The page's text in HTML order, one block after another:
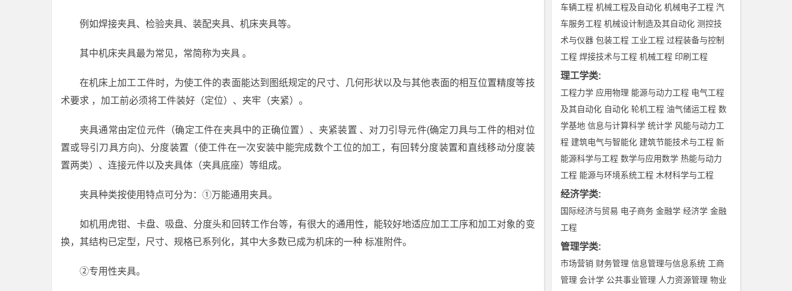
例如焊接夹具、检验夹具、装配夹具、机床夹具等。
其中机床夹具最为常见，常简称为夹具 。
在机床上加工工件时，为使工件的表面能达到图纸规定的尺寸、几何形状以及与其他表面的相互位置精度等技
术要求 ，加工前必须将工件装好（定位）、夹牢（夹紧）。
夹具通常由定位元件（确定工件在夹具中的正确位置）、夹紧装置 、对刀引导元件(确定刀具与工件的相对位
置或导引刀具方向)、分度装置（使工件在一次安装中能完成数个工位的加工，有回转分度装置和直线移动分度装
置两类）、连接元件以及夹具体（夹具底座）等组成。
夹具种类按使用特点可分为：①万能通用夹具。
如机用虎钳、卡盘、吸盘、分度头和回转工作台等，有很大的通用性，能较好地适应加工工序和加工对象的变
换，其结构已定型，尺寸、规格已系列化，其中大多数已成为机床的一种 标准附件。
②专用性夹具。
车辆工程 机械工程及自动化 机械电子工程 汽
车服务工程 机械设计制造及其自动化 测控技
术与仪器 包装工程 工业工程 过程装备与控制
工程 焊接技术与工程 机械工程 印刷工程
理工学类:
工程力学 应用物理 能源与动力工程 电气工程
及其自动化 自动化 轮机工程 油气储运工程 数
学基地 信息与计算科学 统计学 风能与动力工
程 建筑电气与智能化 建筑节能技术与工程 新
能源科学与工程 数学与应用数学 热能与动力
工程 能源与环境系统工程 木材科学与工程
经济学类:
国际经济与贸易 电子商务 金融学 经济学 金融
工程
管理学类:
市场营销 财务管理 信息管理与信息系统 工商
管理 会计学 公共事业管理 人力资源管理 物业